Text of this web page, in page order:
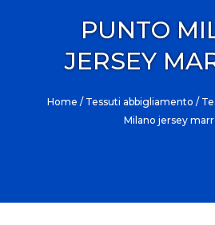
PUNTO
JERSEY
Home / Tessuti abbigliamento /
Milano jersey